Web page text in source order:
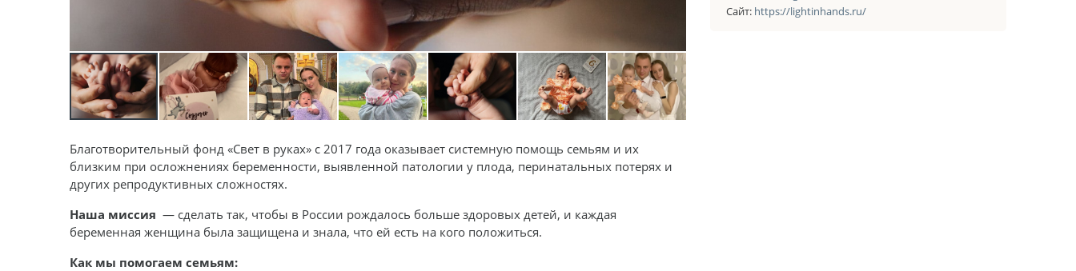
Благотворительный фонд «Свет в руках» с 2017 года оказывает системную помощь семьям и их
близким при осложнениях беременности, выявленной патологии у плода, перинатальных потерях и
других репродуктивных сложностях.
Наша миссия — сделать так, чтобы в России рождалось больше здоровых детей, и каждая
беременная женщина была защищена и знала, что ей есть на кого положиться.
Как мы помогаем семьям:
Сайт: https://lightinhands.ru/